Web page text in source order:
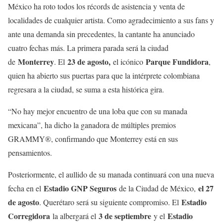
México ha roto todos los récords de asistencia y venta de
localidades de cualquier artista. Como agradecimiento a sus fans y
ante una demanda sin precedentes, la cantante ha anunciado
cuatro fechas más. La primera parada será la ciudad
de Monterrey. El 23 de agosto, el icónico Parque Fundidora,
quien ha abierto sus puertas para que la intérprete colombiana
regresara a la ciudad, se suma a esta histórica gira.
“No hay mejor encuentro de una loba que con su manada
mexicana”, ha dicho la ganadora de múltiples premios
GRAMMY®, confirmando que Monterrey está en sus
pensamientos.
Posteriormente, el aullido de su manada continuará con una nueva
fecha en el Estadio GNP Seguros de la Ciudad de México, el 27
de agosto. Querétaro será su siguiente compromiso. El Estadio
Corregidora la albergará el 3 de septiembre y el Estadio